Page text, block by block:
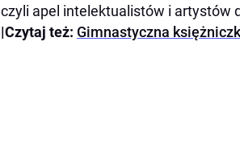
czyli apel intelektualistów i artystów
|Czytaj też: Gimnastyczna